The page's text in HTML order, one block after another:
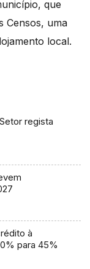
que
Censos, uma
local.
regista
à
para 45%